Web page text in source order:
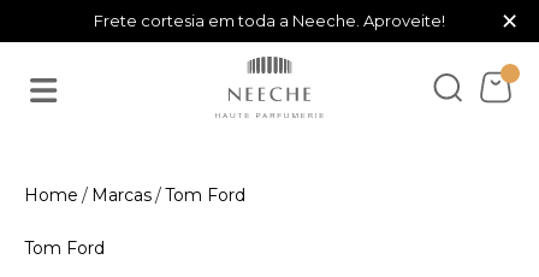
Frete cortesia em toda a Neeche. Aproveite! ×
Marcas Tom Ford
Tom Ford